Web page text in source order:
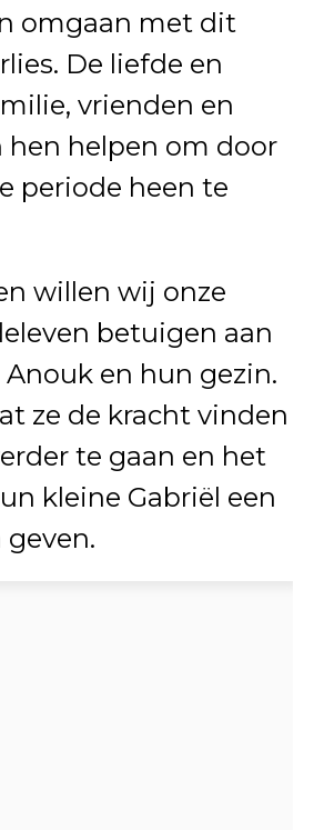
omgaan met dit
De liefde en
vrienden en
hen helpen om door
periode heen te
willen wij onze
betuigen aan
en hun gezin.
ze de kracht vinden
te gaan en het
kleine Gabriël een